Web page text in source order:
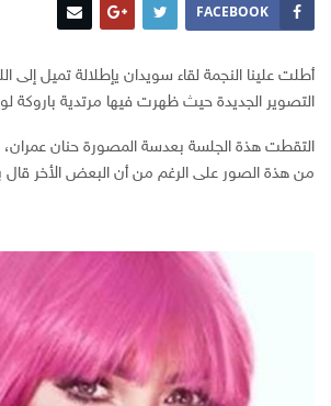
FACEBOOK
أطلت علينا النجمة لقاء سويدان يإطلالة تميل إلى
التصوير الجديدة حيث ظهرت فيها مرتدية باروكة
التقطت هذة الجلسة بعدسة المصورة حنان
من هذة الصور على الرغم من أن البعض الأخر قال